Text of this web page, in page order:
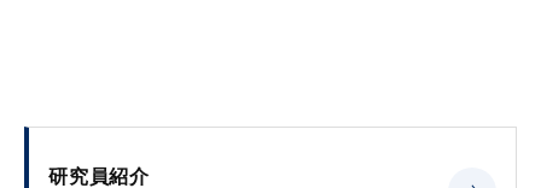
研究員紹介